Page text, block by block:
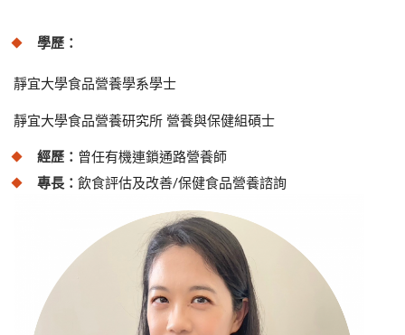
學歷：
靜宜大學食品營養學系學士
靜宜大學食品營養研究所 營養與保健組碩士
經歷： 曾任有機連鎖通路營養師
專長： 飲食評估及改善/保健食品營養諮詢